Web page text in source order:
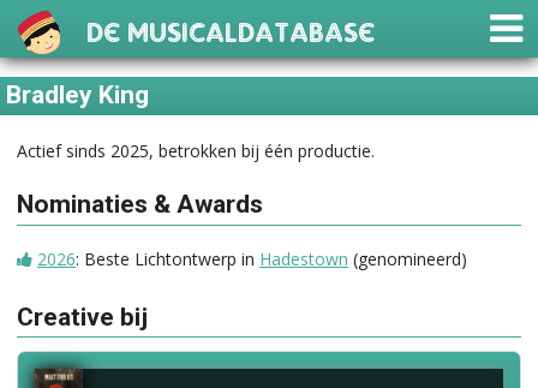
De Musicaldatabase
Bradley King
Actief sinds 2025, betrokken bij één productie.
Nominaties & Awards
2026: Beste Lichtontwerp in Hadestown (genomineerd)
Creative bij